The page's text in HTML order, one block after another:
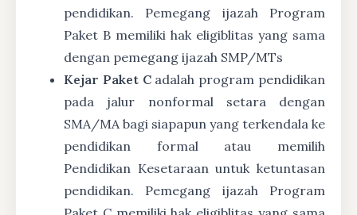
pendidikan. Pemegang ijazah Program
Paket B memiliki hak eligiblitas yang sama
dengan pemegang ijazah SMP/MTs
Kejar Paket Cadalah program pendidikan
pada jalur nonformal setara dengan
SMA/MA bagi siapapun yang terkendala ke
pendidikan formal atau memilih
Pendidikan Kesetaraan untuk ketuntasan
pendidikan. Pemegang ijazah Program